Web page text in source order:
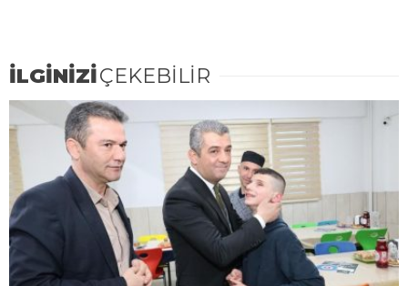
İLGİNİZİÇEKEBİLİR